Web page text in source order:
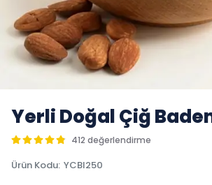
Yerli Doğal Çiğ
412 değerlendirme
Ürün Kodu: YCBI250